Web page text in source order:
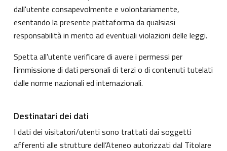
dall'utente consapevolmente e volontariamente,
esentando la presente piattaforma da qualsiasi
responsabilità in merito ad eventuali violazioni delle leggi.
Spetta all'utente verificare di avere i permessi per
l'immissione di dati personali di terzi o di contenuti tutelati
dalle norme nazionali ed internazionali.
Destinatari dei dati
I dati dei visitatori/utenti sono trattati dai soggetti
afferenti alle strutture dell’Ateneo autorizzati dal Titolare